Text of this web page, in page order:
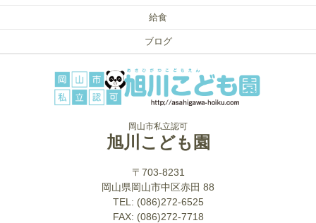
給食
ブログ
岡山市私立認可
旭川こども園
〒703-8231
岡山県岡山市中区赤田 88
TEL: (086)272-6525
FAX: (086)272-7718